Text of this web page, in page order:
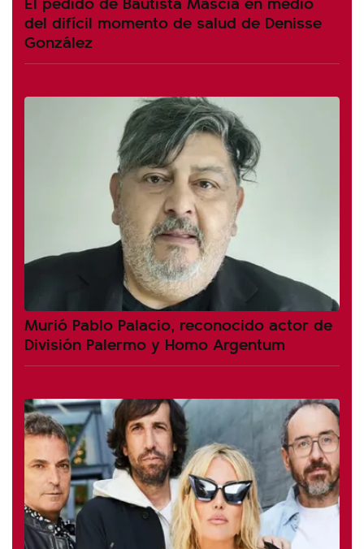
del difícil momento de salud de Denisse
González
Murió Pablo Palacio, reconocido actor de
División Palermo y Homo Argentum